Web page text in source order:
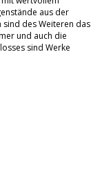
aus der
sind des Weiteren das
und auch die
sind Werke